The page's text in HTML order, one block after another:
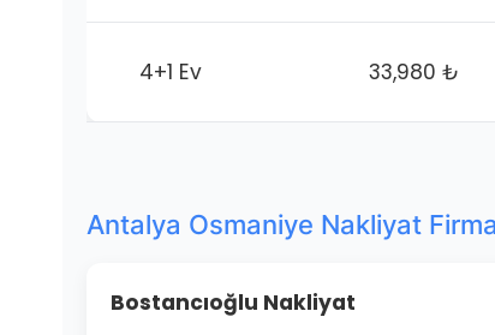
4+1 Ev 33,980 ₺
Antalya Osmaniye Nakliyat
Bostancıoğlu Nakliyat